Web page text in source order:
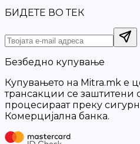
БИДЕТЕ ВО ТЕК
Безбедно купување
Купувањето на Mitra.mk е
трансакции се заштитени
процесираат преку
Комерцијална банка.